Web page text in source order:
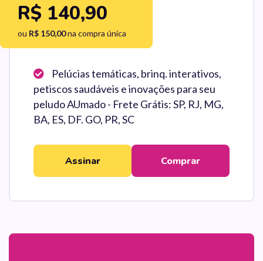
R$ 140,90
ou R$ 150,00na compra única
Pelúcias temáticas, brinq. interativos,
petiscos saudáveis e inovações para seu
peludo AUmado - Frete Grátis: SP, RJ, MG,
BA, ES, DF. GO, PR, SC
Assinar Comprar